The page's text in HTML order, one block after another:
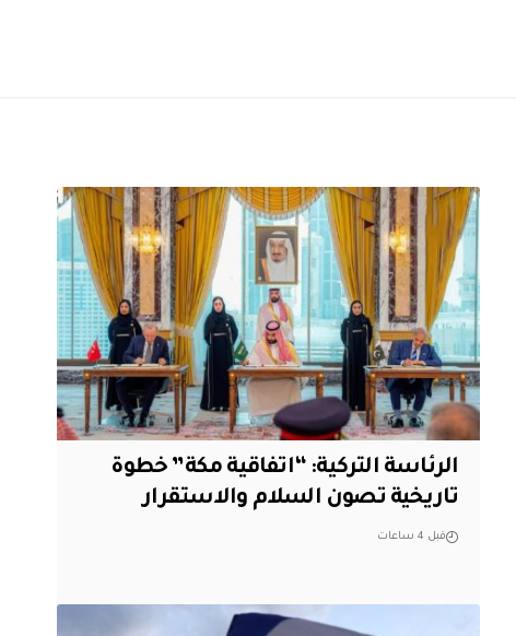
الرئاسة التركية: “اتفاقية مكة” خطوة
تاريخية تصون السلام والاستقرار
قبل 4 ساعات